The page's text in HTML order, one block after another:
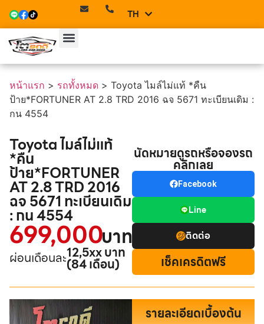
TH
EN
หน้าแรก > รถทั้งหมด > Toyota ไมล์ไม่แท้ *คืน
ป้าย*FORTUNER AT 2.8 TRD 2016 ฉจ 5671 ทะเบียนเดิม :
กน 4554
Toyota ไมล์ไม่แท้
*คืน
ป้าย*FORTUNER
AT 2.8 TRD 2016
ฉจ 5671 ทะเบียนเดิม
: กน 4554
699,000บาท
ผ่อนเดือนละ12,5xx บาท
(84 เดือน)
นัดหมายดูรถหรือจองรถ
คลิกเลย
Facebook
Line
ติดต่อ
เช็คเครดิตฟรี
รายละเอียดเบื้องต้น